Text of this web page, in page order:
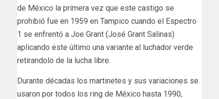
de México la primera vez que este castigo se
prohibió fue en 1959 en Tampico cuando el Espectro
1 se enfrentó a Joe Grant (José Grant Salinas)
aplicando este último una variante al luchador verde
retirandolo de la lucha libre.
Durante décadas los martinetes y sus variaciones se
usaron por todos los ring de México hasta 1990,